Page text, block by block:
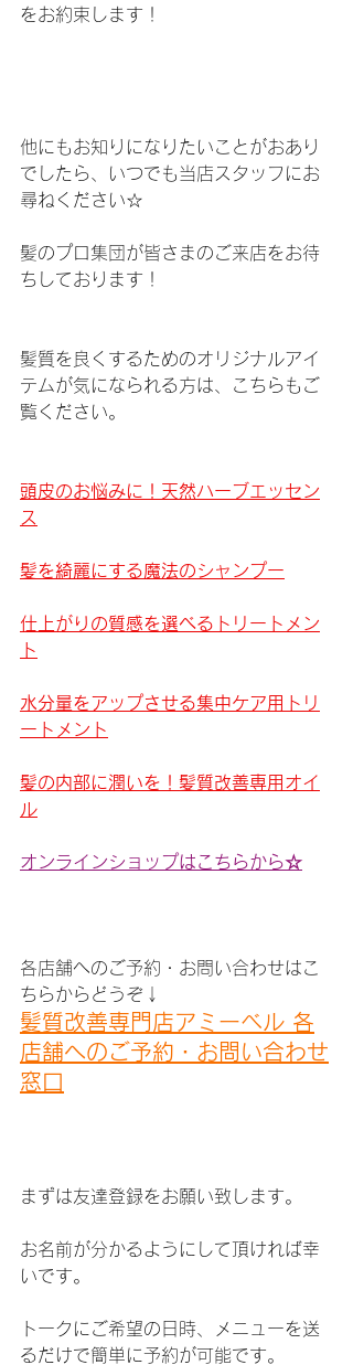
をお約束します！
他にもお知りになりたいことがおあり
でしたら、いつでも当店スタッフにお
尋ねください☆
髪のプロ集団が皆さまのご来店をお待
ちしております！
髪質を良くするためのオリジナルアイ
テムが気になられる方は、こちらもご
覧ください。
頭皮のお悩みに！天然ハーブエッセン
ス
髪を綺麗にする魔法のシャンプー
仕上がりの質感を選べるトリートメン
ト
水分量をアップさせる集中ケア用トリ
ートメント
髪の内部に潤いを！髪質改善専用オイ
ル
オンラインショップはこちらから☆
各店舗へのご予約・お問い合わせはこ
ちらからどうぞ↓
髪質改善専門店アミーベル 各
店舗へのご予約・お問い合わせ
窓口
まずは友達登録をお願い致します。
お名前が分かるようにして頂ければ幸
いです。
トークにご希望の日時、メニューを送
るだけで簡単に予約が可能です。